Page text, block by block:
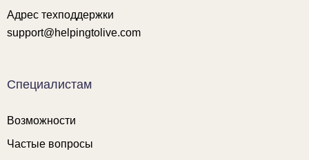
Адрес техподдержки
support@helpingtolive.com
Специалистам
Возможности
Частые вопросы